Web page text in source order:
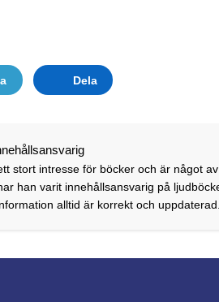
Dela
stort intresse för böcker och är något
han varit innehållsansvarig på
alltid är korrekt och uppdaterad.